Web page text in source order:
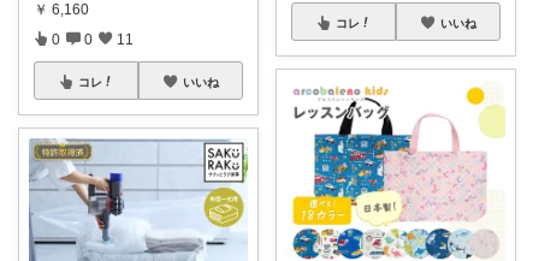
￥ 6,160
0 0 11
コレ いいね
コレ いいね